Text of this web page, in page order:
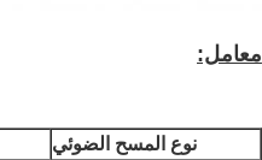
معامل:
نوع المسح الضوئي